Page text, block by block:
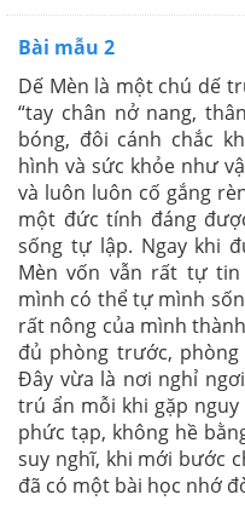
Bài mẫu 2
Dế Mèn là một chú dế
“tay chân nở nang,
bóng, đôi cánh chắc
hình và sức khỏe như
và luôn luôn cố gắng
một đức tính đáng
sống tự lập. Ngay khi
Mèn vốn vẫn rất tự
mình có thể tự mình
rất nông của mình
đủ phòng trước,
Đây vừa là nơi nghỉ
trú ẩn mỗi khi gặp
phức tạp, không hề
suy nghĩ, khi mới bước
đã có một bài học nhớ